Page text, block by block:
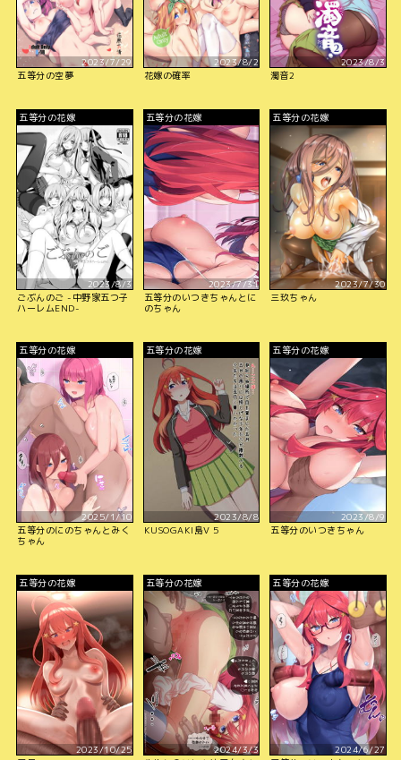
2023/7/29
五等分の空夢
2023/8/2
花嫁の確率
2023/8/3
濁音2
五等分の花嫁
2023/8/3
ごぶんのご -中野家五つ子
ハーレムEND-
五等分の花嫁
2023/7/31
五等分のいつきちゃんとに
のちゃん
五等分の花嫁
2023/7/30
三玖ちゃん
五等分の花嫁
2025/1/10
五等分のにのちゃんとみく
ちゃん
五等分の花嫁
2023/8/8
KUSOGAKI島V 5
五等分の花嫁
2023/8/9
五等分のいつきちゃん
五等分の花嫁
2023/10/25
五等分の花嫁
2024/3/3
五等分の花嫁
2024/6/27